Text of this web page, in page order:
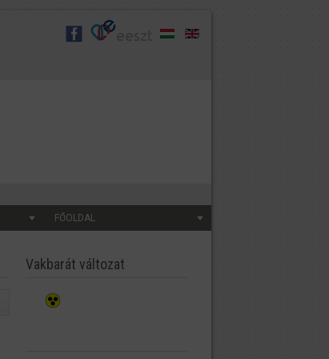
FŐOLDAL
Vakbarát változat